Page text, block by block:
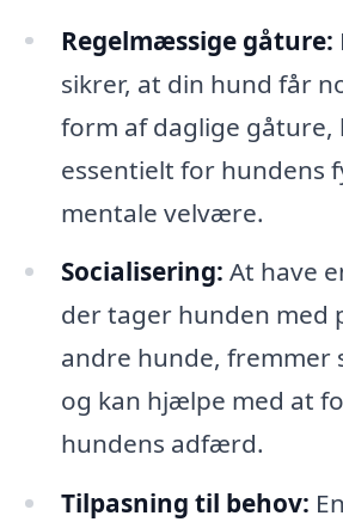
Regelmæssige gåture:
sikrer, at din hund får
form af daglige gåture,
essentielt for hundens
mentale velvære.
Socialisering: At have
der tager hunden med
andre hunde, fremmer
og kan hjælpe med at
hundens adfærd.
Tilpasning til behov: